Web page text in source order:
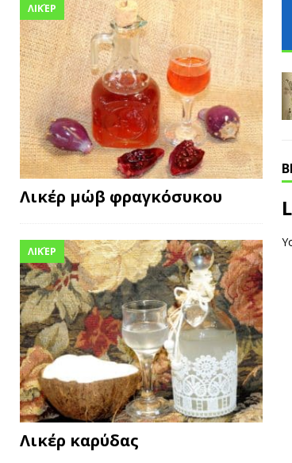
ΛΙΚΈΡ
Λικέρ μώβ φραγκόσυκου
ΛΙΚΈΡ
Λικέρ καρύδας